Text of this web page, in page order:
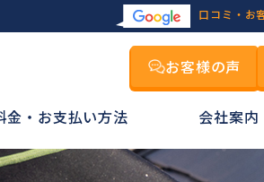
口コミ・お
お客様の声
金・お支払い方法 会社案内